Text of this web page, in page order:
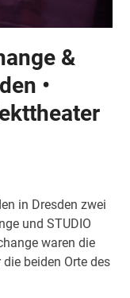
&
•
in Dresden zwei
und STUDIO
waren die
beiden Orte des